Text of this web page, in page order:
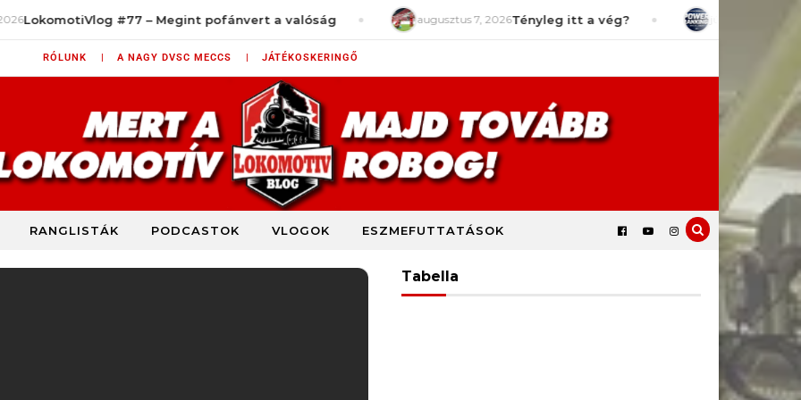
#77 – Megint pofánvert a valóság augusztus 7, 2026Tényleg itt a vég? július 29, 2026Power Rankings
RÓLUNK | A NAGY DVSC MECCS | JÁTÉKOSKERINGŐ
DVSC szurkolói blog
RANGLISTÁK PODCASTOK VLOGOK ESZMEFUTTATÁSOK
Tabella